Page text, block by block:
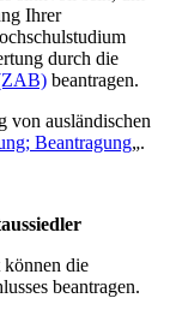
Ihrer
durch die
beantragen.
von ausländischen
Beantragung„.
können die
beantragen.